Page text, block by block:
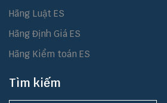
Hãng Luật ES
Hãng Định Giá ES
Hãng Kiểm toán ES
Tìm kiếm